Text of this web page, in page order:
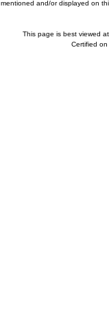
mentioned and/or displayed on
This page is best viewed
Certified on